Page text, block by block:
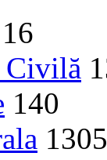
16
Civilă
140
1305